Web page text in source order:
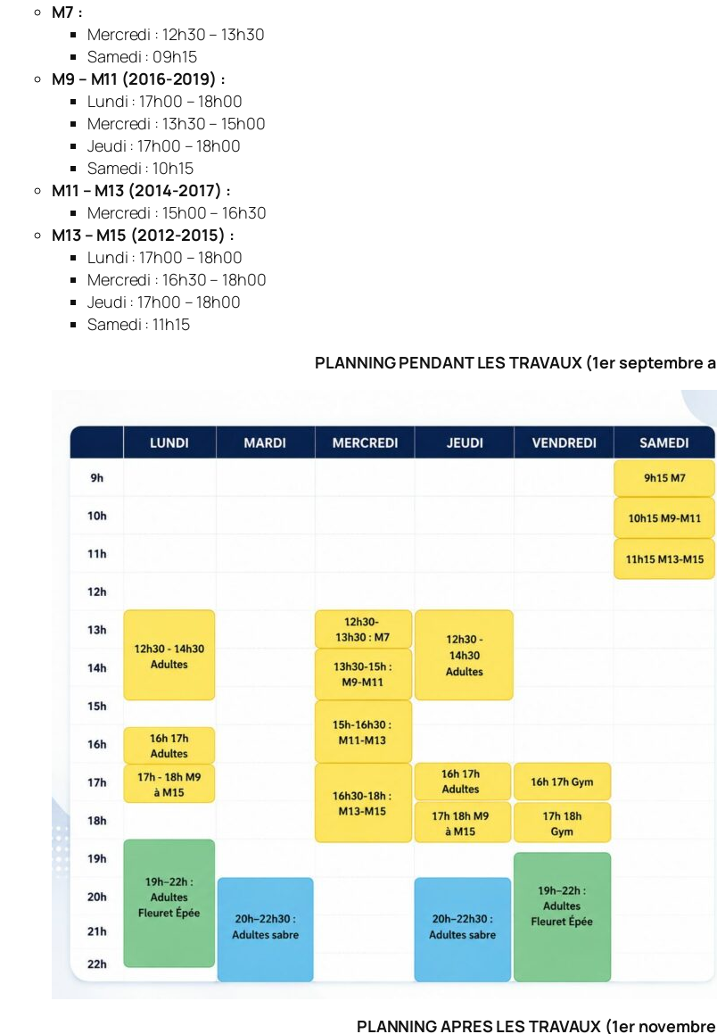
M7 :
Mercredi : 12h30 – 13h30
Samedi : 09h15
M9 – M11 (2016-2019) :
Lundi : 17h00 – 18h00
Mercredi : 13h30 – 15h00
Jeudi : 17h00 – 18h00
Samedi : 10h15
M11 – M13 (2014-2017) :
Mercredi : 15h00 – 16h30
M13 – M15 (2012-2015) :
Lundi : 17h00 – 18h00
Mercredi : 16h30 – 18h00
Jeudi : 17h00 – 18h00
Samedi : 11h15
PLANNING PENDANT LES TRAVAUX (1er
PLANNING APRES LES TRAVAUX (1er